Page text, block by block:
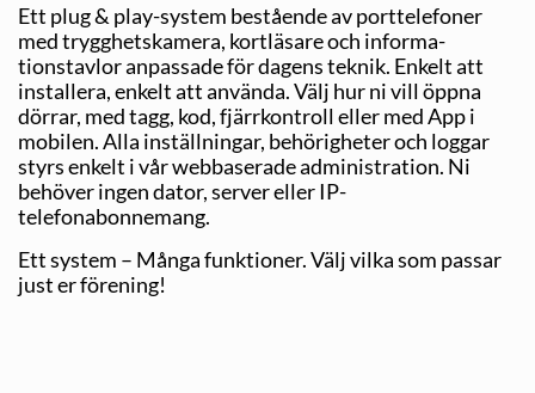
Ett plug & play-system bestående av porttelefoner
med trygghetskamera, kortläsare och informa­
tionstavlor anpassade för dagens teknik. Enkelt att
installera, enkelt att använda. Välj hur ni vill öppna
dörrar, med tagg, kod, fjärrkontroll eller med App i
mobilen. Alla inställningar, behörigheter och loggar
styrs enkelt i vår webbaserade administration. Ni
behöver ingen dator, server eller IP-
telefonabonnemang.
Ett system – Många funktioner. Välj vilka som passar
just er förening!